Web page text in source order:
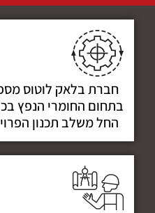
חברת בלאק לוטוס
בתחום החומרי הנפץ
החל משלב תכנון